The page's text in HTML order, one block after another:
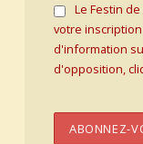
Le Festin
votre
d'information
d'opposition,